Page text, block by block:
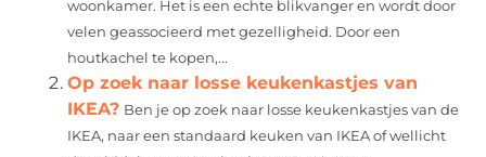
woonkamer. Het is een echte blikvanger en wordt door
velen geassocieerd met gezelligheid. Door een
houtkachel te kopen,...
Op zoek naar losse keukenkastjes van
IKEA? Ben je op zoek naar losse keukenkastjes van de
IKEA, naar een standaard keuken van IKEA of wellicht